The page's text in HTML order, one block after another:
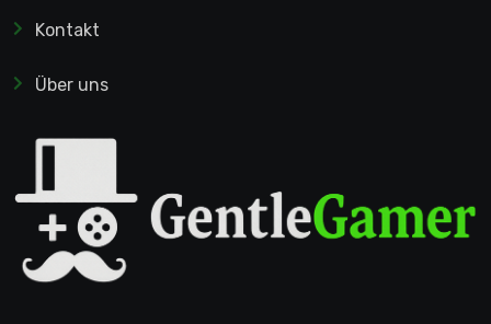
Kontakt
Über uns